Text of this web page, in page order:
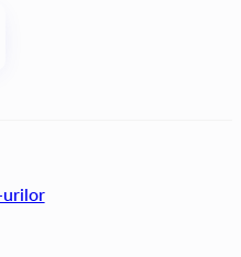
urilor